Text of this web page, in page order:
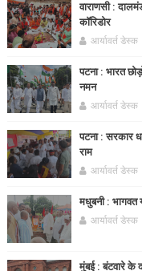
वाराणसी :
कॉरिडोर
आर्यावर्त डेस्क
पटना : भारत
नमन
आर्यावर्त डेस्क
पटना : सरकार
राम
आर्यावर्त डेस्क
मधुबनी : भागवत
आर्यावर्त डेस्क
मुंबई : बंटवारे के